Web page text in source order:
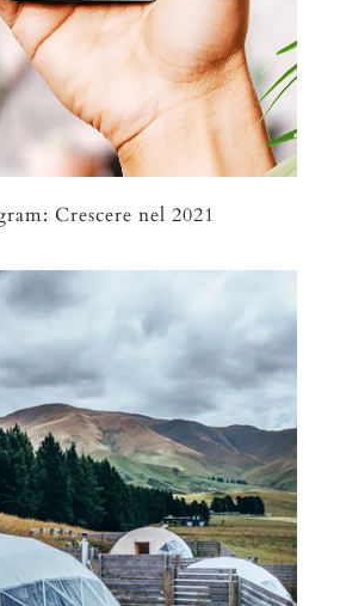
Crescere nel 2021